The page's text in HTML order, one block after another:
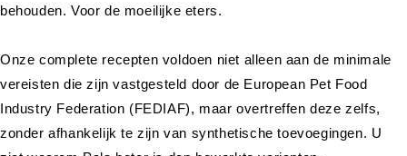
behouden. Voor de moeilijke eters.
Onze complete recepten voldoen niet alleen aan de minimale
vereisten die zijn vastgesteld door de European Pet Food
Industry Federation (FEDIAF), maar overtreffen deze zelfs,
zonder afhankelijk te zijn van synthetische toevoegingen. U